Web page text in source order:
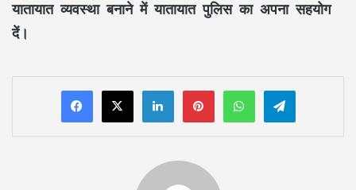
यातायात व्यवस्था बनाने में यातायात पुलिस का अपना सहयोग
दें।
LinkedInPinterestWhatsAppTelegram